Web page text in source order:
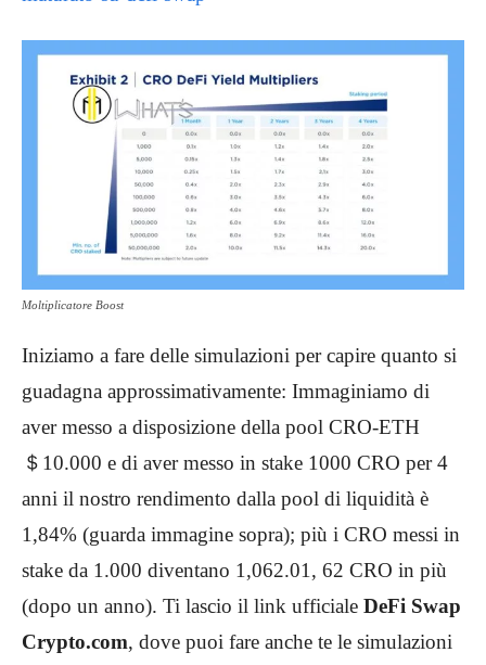
Moltiplicatore Boost
Iniziamo a fare delle simulazioni per capire quanto si
guadagna approssimativamente: Immaginiamo di
aver messo a disposizione della pool CRO-ETH
＄10.000 e di aver messo in stake 1000 CRO per 4
anni il nostro rendimento dalla pool di liquidità è
1,84% (guarda immagine sopra); più i CRO messi in
stake da 1.000 diventano 1,062.01, 62 CRO in più
(dopo un anno). Ti lascio il link ufficiale DeFi Swap
Crypto.com, dove puoi fare anche te le simulazioni